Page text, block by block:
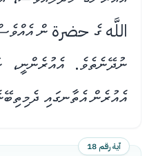
اللَّه ގެ حضرة ން
ނުދޭނެތެވެ. އެއުރެންނީ،
އެއުރެން އެތާނގައި
آية رقم 18